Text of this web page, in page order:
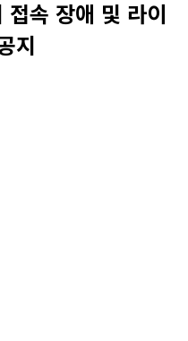
속 장애 및 라이
지